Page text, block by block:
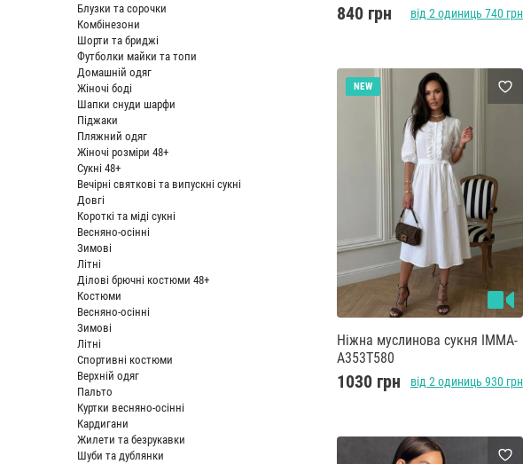
Блузки та сорочки
Комбінезони
Шорти та бриджі
Футболки майки та топи
Домашній одяг
Жіночі боді
Шапки снуди шарфи
Піджаки
Пляжний одяг
Жіночі розміри 48+
Сукні 48+
Вечірні святкові та випускні сукні
Довгі
Короткі та міді сукні
Весняно-осінні
Зимові
Літні
Ділові брючні костюми 48+
Костюми
Весняно-осінні
Зимові
Літні
Спортивні костюми
Верхній одяг
Пальто
Куртки весняно-осінні
Кардигани
Жилети та безрукавки
Шуби та дублянки
840 грн від 2 одиниць 740 грн
NEW
Ніжна муслинова сукня IMMA-
A353T580
1030 грн від 2 одиниць 930 грн